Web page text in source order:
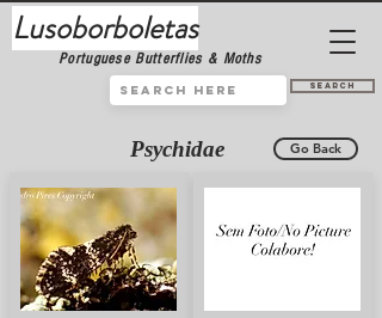
Lusoborboletas
Portuguese Butterflies & Moths
Search
Psychidae Go Back